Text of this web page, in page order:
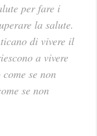
per fare i
la salute.
di vivere il
a vivere
se non
se non